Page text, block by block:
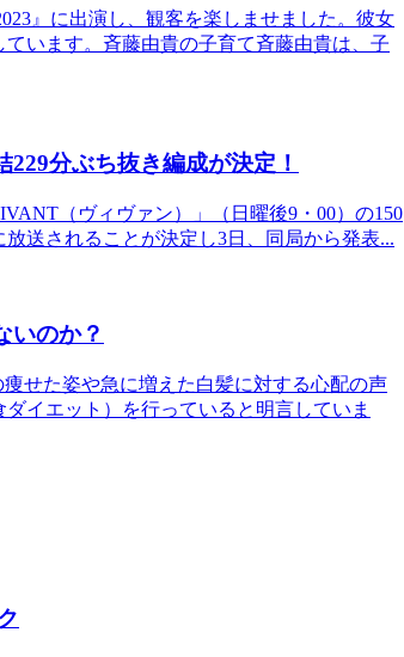
』に出演し、観客を楽しませました。彼女
います。斉藤由貴の子育て斉藤由貴は、子
分ぶち抜き編成が決定！
（ヴィヴァン）」（日曜後9・00）の150
送されることが決定し3日、同局から発表...
いのか？
せた姿や急に増えた白髪に対する心配の声
イエット）を行っていると明言していま